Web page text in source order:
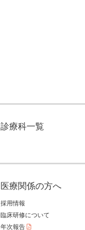
診療科一覧
医療関係の方へ
採用情報
臨床研修について
年次報告